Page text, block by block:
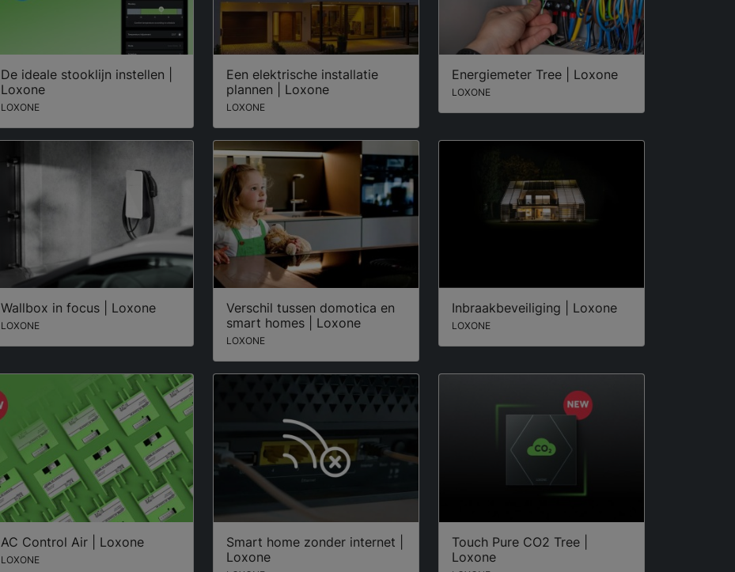
De ideale stooklijn instellen |
Loxone
LOXONE
Een elektrische installatie
plannen | Loxone
LOXONE
Energiemeter Tree | Loxone
LOXONE
Wallbox in focus | Loxone
LOXONE
Verschil tussen domotica en
smart homes | Loxone
LOXONE
Inbraakbeveiliging | Loxone
LOXONE
AC Control Air | Loxone
LOXONE
Smart home zonder internet |
Loxone
Touch Pure CO2 Tree |
Loxone